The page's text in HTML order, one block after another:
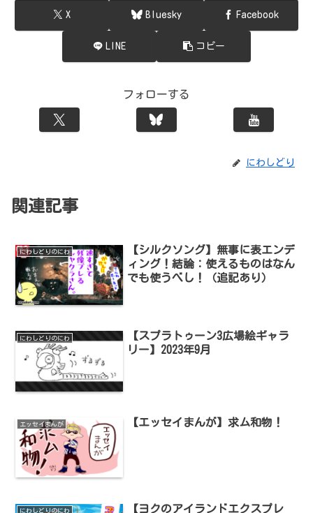
X Bluesky Facebook
LINE コピー
フォローする
にわしどり
関連記事
にわしどりのにわ
【シルクソング】無事に表エンデ
ィング！結論：使えるものはなん
でも使うべし！（追記あり）
にわしどりのにわ
【スプラトゥーン3広場絵ギャラ
リー】2023年9月
エッセイまんが 【エッセイまんが】求ム和物！
にわしどりのにわ
【ヨクのアイランドエクスプレ